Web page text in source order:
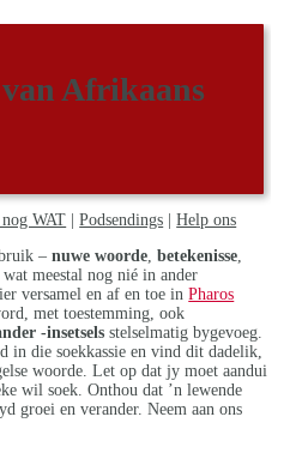
Afrikaans
WAT |Podsendings |Help ons
–nuwe woorde ,betekenisse
wat meestal nog nié in ander
versamel en af en toe inPharos
met toestemming, ook
-insetsels stelselmatig bygevoeg.
die soekkassie en vind dit dadelik,
woorde. Let op dat jy moet aandui
wil soek. Onthou dat ’n lewende
groei en verander. Neem aan ons